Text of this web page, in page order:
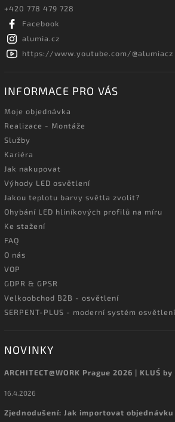
+420 778 479 728
Facebook
alumia.cz
https://www.youtube.com/@alumiacz
INFORMACE PRO VÁS
Moje objednávka
Realizace - Montáže
Služby
Kariéra
Jak nakupovat
Výhody LED osvětlení
Jakou teplotu barvy světla zvolit?
Ohybání LED hliníkových profilů na míru
Ke stažení
FAQ
O nás
VOP
GDPR & GPSR
Velkoobchod B2B - osvětlení
SERPENT-PLUS - moderní systém osvětlení
NOVINKY
ARCHITECT@WORK Prague 2026 | KLUŚ
16.4.2026
Zjednodušení: Jak importovat objednávku